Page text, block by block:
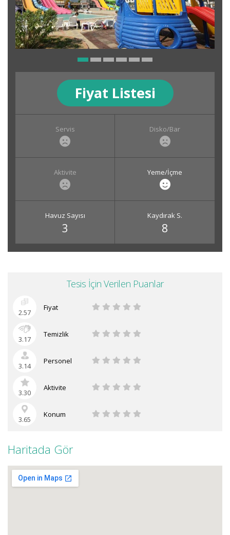
Fiyat Listesi
Servis Disko/Bar
Aktivite Yeme/İçme
Havuz Sayısı
3
Kaydırak S.
8
Tesis İçin Verilen Puanlar
2.57
Fiyat
3.17
Temizlik
3.14
Personel
3.30
Aktivite
3.65
Konum
Haritada Gör